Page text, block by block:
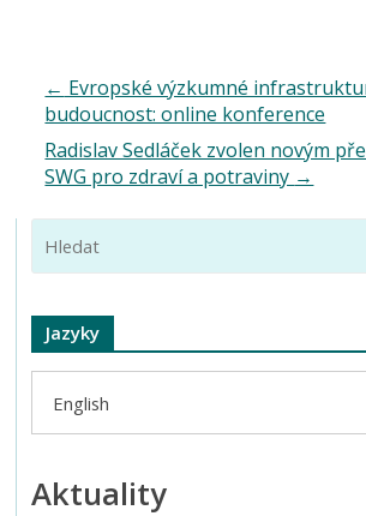
← Evropské výzkumné
budoucnost: online konference
Radislav Sedláček zvolen novým
SWG pro zdraví a potraviny →
Jazyky
English
Aktuality